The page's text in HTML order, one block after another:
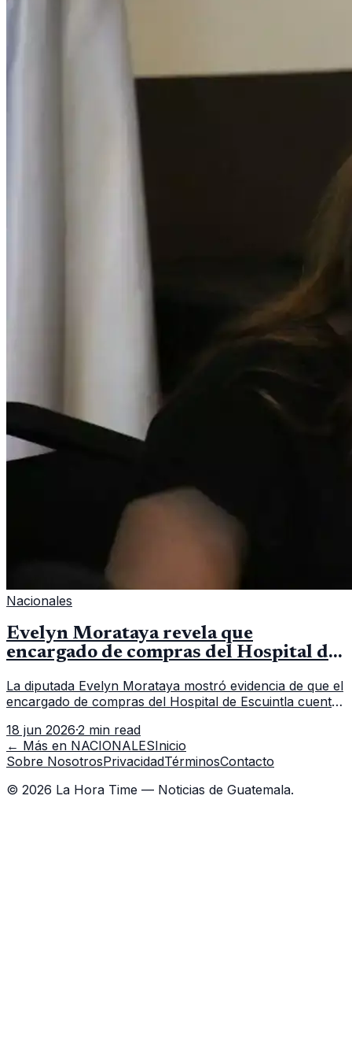
Nacionales
Evelyn Morataya revela que
encargado de compras del Hospital de
La diputada Evelyn Morataya mostró evidencia de que el
encargado de compras del Hospital de Escuintla cuenta
capacitación en la capital.
18 jun 2026·2 min read
← Más en NACIONALESInicio
Sobre NosotrosPrivacidadTérminosContacto
© 2026 La Hora Time — Noticias de Guatemala.